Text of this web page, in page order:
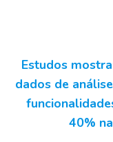
Estudos
dados de
40%